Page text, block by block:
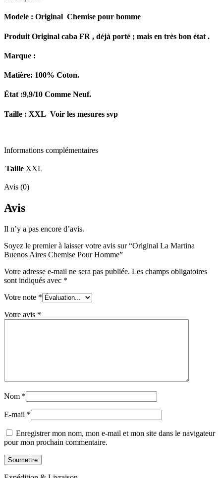
Modele : Original Chemise pour homme
Produit Original caba FR , déjà porté ; mais en très bon état .
Marque :
Matière: 100% Coton.
État :9,9/10 Comme Neuf.
Taille : XXL Voir les mesures svp
Informations complémentaires
Taille XXL
Avis (0)
Avis
Il n’y a pas encore d’avis.
Soyez le premier à laisser votre avis sur “Original La Martina
Buenos Aires Chemise Pour Homme”
Votre adresse e-mail ne sera pas publiée. Les champs obligatoires
sont indiqués avec *
Votre note *
Votre avis *
Nom *
E-mail *
Enregistrer mon nom, mon e-mail et mon site dans le navigateur
pour mon prochain commentaire.